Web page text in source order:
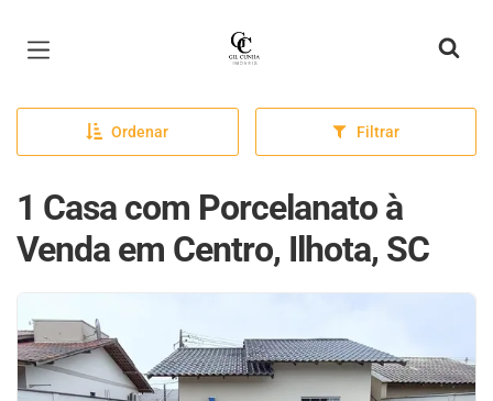
Página inicial
Ordenar Filtrar
1 Casa com Porcelanato à
Venda em Centro, Ilhota, SC